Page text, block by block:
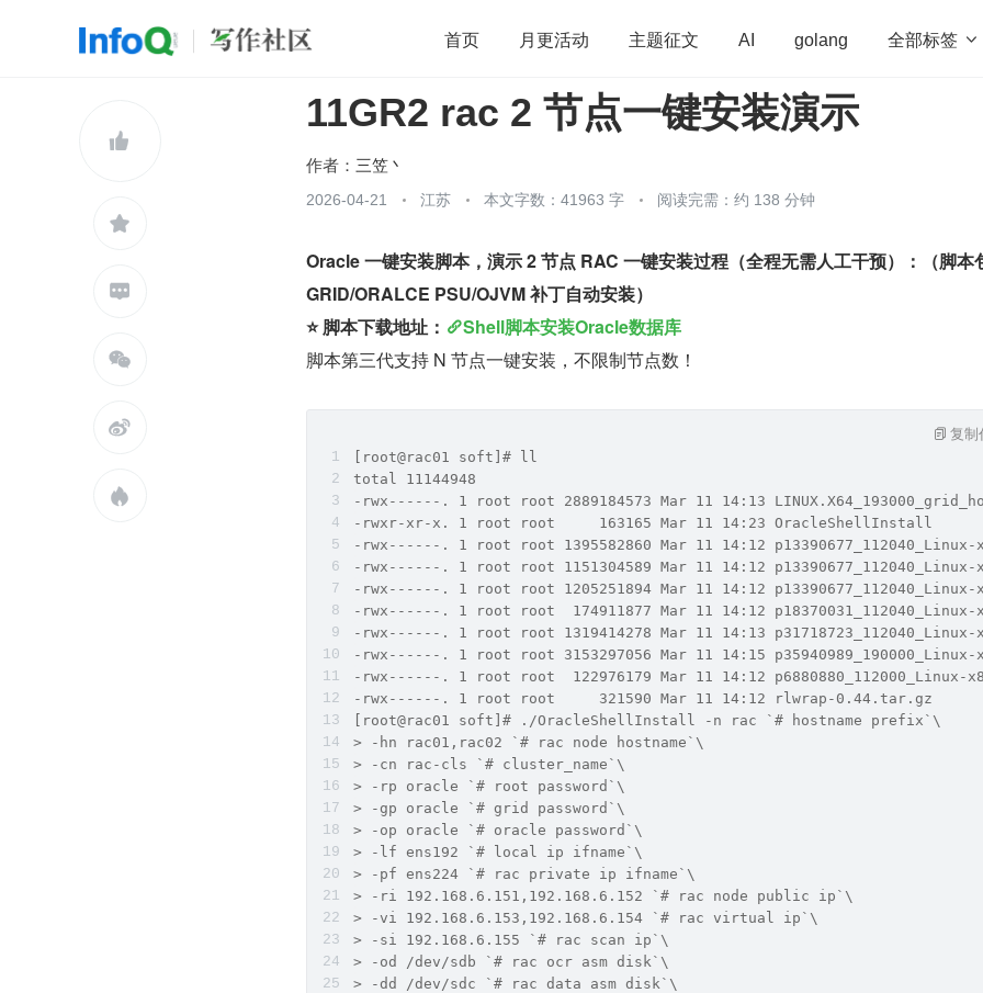
首页 月更活动 主题征文 AI golang 全部标签 
开源 架构 OpenHarmony 算法 学习方法 Web3.0
前端






11GR2 rac 2 节点一键安装演示
作者： 三笠丶
2026-04-21 江苏 本文字数：41963 字 阅读完需：约 138 分钟
Oracle 一键安装脚本，演示 2 节点 RAC 一键安装过程（全程无需人工干预）：（脚本
GRID/ORALCE PSU/OJVM 补丁自动安装）
⭐️ 脚本下载地址：
Shell脚本安装Oracle数据库
脚本第三代支持 N 节点一键安装，不限制节点数！
[root@rac01 soft]# ll
total 11144948
-rwx------. 1 root root 2889184573 Mar 11 14:13
-rwxr-xr-x. 1 root root     163165 Mar 11 14:23 OracleShellInstall
-rwx------. 1 root root 1395582860 Mar 11 14:12 p13390677_112040_Linux-
-rwx------. 1 root root 1151304589 Mar 11 14:12 p13390677_112040_Linux-
-rwx------. 1 root root 1205251894 Mar 11 14:12 p13390677_112040_Linux-
-rwx------. 1 root root  174911877 Mar 11 14:12 p18370031_112040_Linux-
-rwx------. 1 root root 1319414278 Mar 11 14:13 p31718723_112040_Linux-
-rwx------. 1 root root 3153297056 Mar 11 14:15 p35940989_190000_Linux-
-rwx------. 1 root root  122976179 Mar 11 14:12 p6880880_112000_Linux-
-rwx------. 1 root root     321590 Mar 11 14:12 rlwrap-0.44.tar.gz
[root@rac01 soft]# ./OracleShellInstall -n rac `# hostname prefix`\
> -hn rac01,rac02 `# rac node hostname`\
> -cn rac-cls `# cluster_name`\
> -rp oracle `# root password`\
> -gp oracle `# grid password`\
> -op oracle `# oracle password`\
> -lf ens192 `# local ip ifname`\
> -pf ens224 `# rac private ip ifname`\
> -ri 192.168.6.151,192.168.6.152 `# rac node public ip`\
> -vi 192.168.6.153,192.168.6.154 `# rac virtual ip`\
> -si 192.168.6.155 `# rac scan ip`\
> -od /dev/sdb `# rac ocr asm disk`\
> -dd /dev/sdc `# rac data asm disk`\
复制